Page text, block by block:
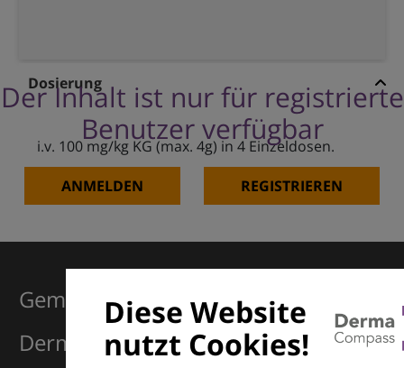
Der Inhalt ist nur für registrierte
Benutzer verfügbar
ANMELDEN REGISTRIEREN
Dosierung
i.v. 100 mg/kg KG (max. 4g) in 4 Einzeldosen.
Diese Website
nutzt Cookies!
Gemeinsam für Exzellenz in der
Dermatologie